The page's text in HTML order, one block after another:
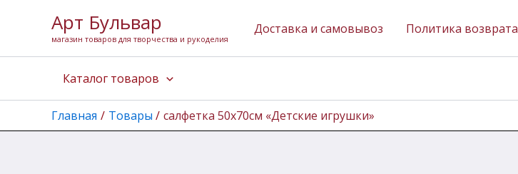
содержимому
Арт Бульвар
магазин товаров для творчества и рукоделия
Доставка и самовывоз Политика возврата
Каталог товаров
Главная Товары салфетка 50х70см «Детские игрушки»
товара
салфетка
50х70см
игрушки"